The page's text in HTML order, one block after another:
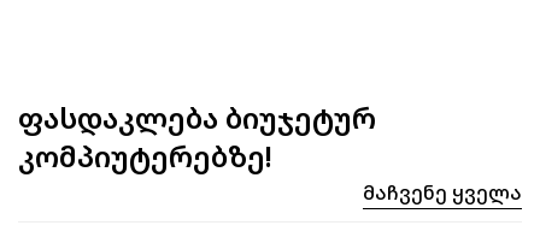
ფასდაკლება ბიუჯეტურ
კომპიუტერებზე!
Მაჩვენე Ყველა